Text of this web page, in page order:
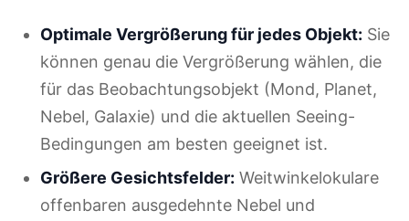
Optimale Vergrößerung für jedes Objekt: Sie
können genau die Vergrößerung wählen, die
für das Beobachtungsobjekt (Mond, Planet,
Nebel, Galaxie) und die aktuellen Seeing-
Bedingungen am besten geeignet ist.
Größere Gesichtsfelder: Weitwinkelokulare
offenbaren ausgedehnte Nebel und